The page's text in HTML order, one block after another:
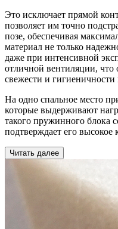
Это исключает прямой
позволяет им точно
позе, обеспечивая
материал не только
даже при интенсивной
отличной вентиляции,
свежести и гигиеничности
На одно спальное место
которые выдерживают
такого пружинного блока
подтверждает его высокое
Читать далее